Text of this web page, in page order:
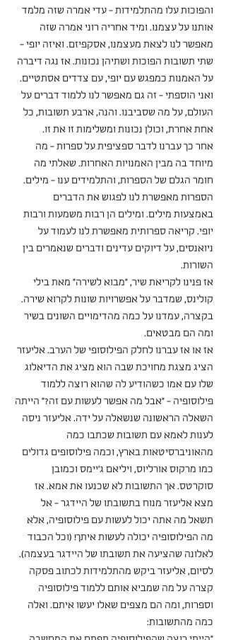
והפוכות עלו מהתלמידות - עדי אמרה שזה מלמד
אותנו על עצמנו. ומיד אחריה רוני אמרה שזה
מאפשר לנו לצאת מעצמנו, אסקפיזם. ואיזה יופי -
שתי תשובות הפוכות ושתיהן נכונות. אז נגה דיברה
על האמנות כמפגש עם יופי, עם צדדים אסתטיים.
ואני הוספתי - זה גם מאפשר לנו ללמוד דברים על
העולם, על מה שסביבנו. והנה, ארבע תשובות, כל
אחת אחרת, וכולן נכונות ומשלימות זו את זו.
אחר כך עברנו לדבר ספציפית על ספרות - מה
מיוחד בה מבין האמנויות האחרות. שאלתי מה
חומר הגלם של הספרות, והתלמידים ענו - מילים.
הספרות מאפשרת לנו לפגוש את הדברים
באמצעות מילים. ומילים הן רבות משמעות ורבות
יופי. קריאה ספרותית מאפשרת לנו לעמוד על
ניואנסים, על דיוקים עדינים ודברים שנאמרים בין
השורות.
אז פנינו לקריאת שיר, "מבוא לשירה" מאת בילי
קולינס, שמדבר על אפשרויות שונות לקרוא שירה.
בקצרה, עמדנו על כמה מהדימויים השונים בשיר
ומה הם מבטאים.
אז או אז עברנו לחלק הפילוסופי של הערב. אליעזר
הציג מצגת מחויכת שבה הוא מציג את הדיאלוג
שלו עם אמו כשהודיע לה שהוא רוצה ללמוד
פילוסופיה - "אבל מה אפשר לעשות עם זה?" הייתה
השאלה הראשונה שנשאלה על ידה. אליעזר ניסה
לענות לאמא עם תשובות שכתבו כמה
מהאוניברסיטאות בארץ, וכמה פילוסופים גדולים
כמו מרקוס אורליוס, ויליאם ג'יימס וכמובן
סוקרטס. אך התשובות לא שכנעו את אמא. אז
מצא אליעזר מנוח בתשובתו של היידגר - אל
תשאל מה אתה יכול לעשות עם פילוסופיה, אלא
מה הפילוסופיה יכולה לעשות איתך! (וכל הכבוד
לאלונה שהציעה את תשובתו של היידגר בעצמה).
לסיום, אליעזר ביקש מהתלמידות לכתוב פסקה
קצרה על מה שמביא אותם ללמוד פילוסופיה
וספרות, ומה הם מצפים שאלו יעשו איתם. ואלה
כמה מהתשובות: